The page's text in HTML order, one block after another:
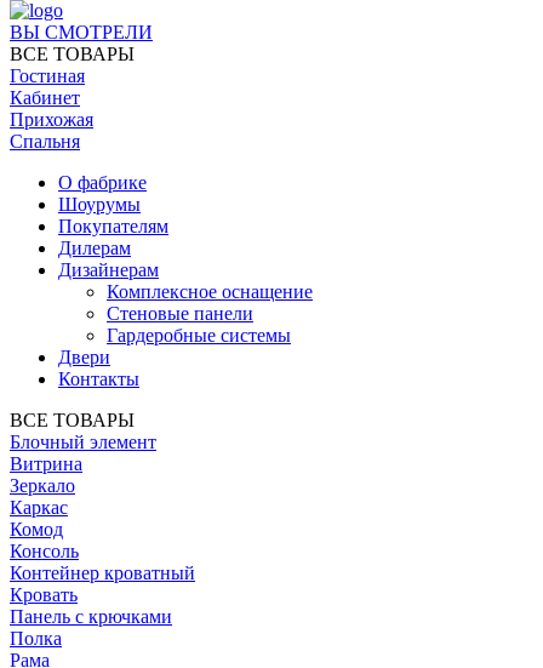
ВЫ СМОТРЕЛИ
ВСЕ ТОВАРЫ
Гостиная
Кабинет
Прихожая
Спальня
О фабрике
Шоурумы
Покупателям
Дилерам
Дизайнерам
Комплексное оснащение
Стеновые панели
Гардеробные системы
Двери
Контакты
ВСЕ ТОВАРЫ
Блочный элемент
Витрина
Зеркало
Каркас
Комод
Консоль
Контейнер кроватный
Кровать
Панель с крючками
Полка
Рама